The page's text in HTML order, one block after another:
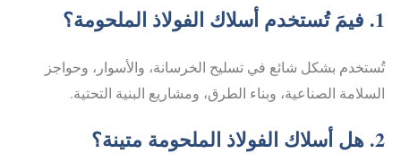
1. فيمَ تُستخدم أسلاك الفولاذ الملحومة؟
تُستخدم بشكل شائع في تسليح الخرسانة، والأسوار، وحواجز
السلامة الصناعية، وبناء الطرق، ومشاريع البنية التحتية.
2. هل أسلاك الفولاذ الملحومة متينة؟